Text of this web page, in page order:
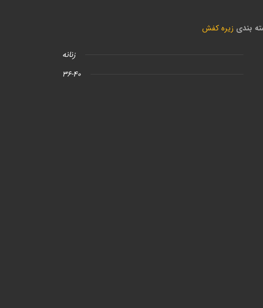
بندی زیره کفش
زنانه
36-40